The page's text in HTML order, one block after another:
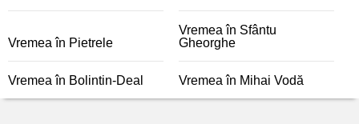
Vremea în Pietrele
Vremea în Sfântu
Gheorghe
Vremea în Bolintin-Deal Vremea în Mihai Vodă